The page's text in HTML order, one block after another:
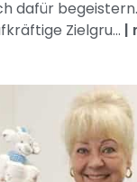
dafür
Zielgru... |